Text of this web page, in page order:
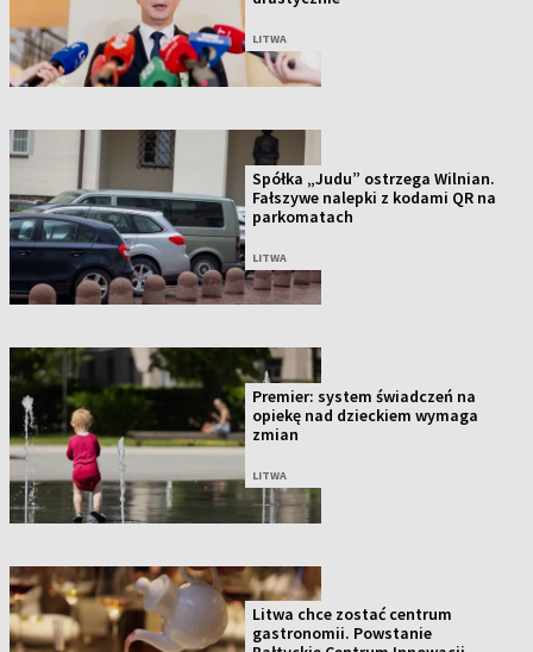
LITWA
Spółka „Judu” ostrzega Wilnian.
Fałszywe nalepki z kodami QR na
parkomatach
LITWA
Premier: system świadczeń na
opiekę nad dzieckiem wymaga
zmian
LITWA
Litwa chce zostać centrum
gastronomii. Powstanie